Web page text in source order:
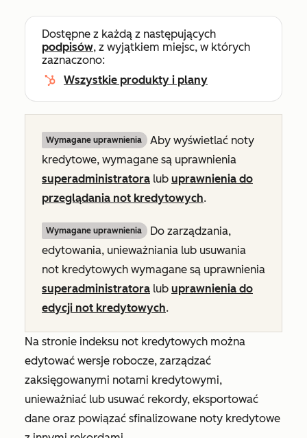
Dostępne z każdą z następujących
podpisów, z wyjątkiem miejsc, w których
zaznaczono:
Wszystkie produkty i plany
Wymagane uprawnienia
Aby wyświetlać noty
kredytowe, wymagane są uprawnienia
superadministratora lub uprawnienia do
przeglądania not kredytowych.
Wymagane uprawnienia
Do zarządzania,
edytowania, unieważniania lub usuwania
not kredytowych wymagane są uprawnienia
superadministratora lub uprawnienia do
edycji not kredytowych.
Na stronie indeksu not kredytowych można
edytować wersje robocze, zarządzać
zaksięgowanymi notami kredytowymi,
unieważniać lub usuwać rekordy, eksportować
dane oraz powiązać sfinalizowane noty kredytowe